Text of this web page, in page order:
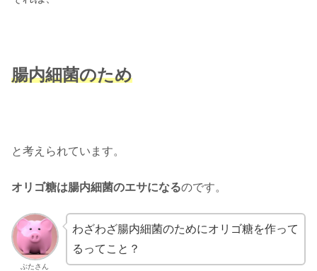
腸内細菌のため
と考えられています。
オリゴ糖は腸内細菌のエサになるのです。
ぶたさん
わざわざ腸内細菌のためにオリゴ糖を作って
るってこと？